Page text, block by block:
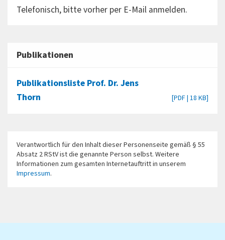
Telefonisch, bitte vorher per E-Mail anmelden.
Publikationen
Publikationsliste Prof. Dr. Jens
Thorn
[PDF | 18 KB]
Verantwortlich für den Inhalt dieser Personenseite gemäß § 55
Absatz 2 RStV ist die genannte Person selbst. Weitere
Informationen zum gesamten Internetauftritt in unserem
Impressum.